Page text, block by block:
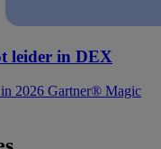
leider in DEX
2026 Gartner® Magic